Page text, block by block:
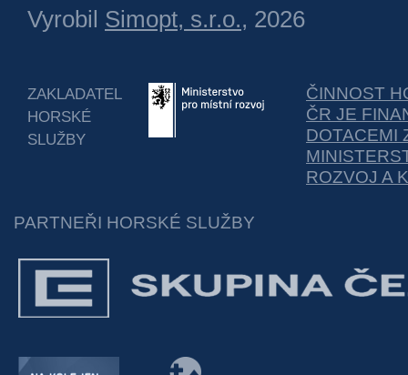
Vyrobil Simopt, s.r.o., 2026
ZAKLADATEL
HORSKÉ
SLUŽBY
ČINNOST
ČR JE
DOTACEMI
ROZVOJ A
PARTNEŘI HORSKÉ SLUŽBY